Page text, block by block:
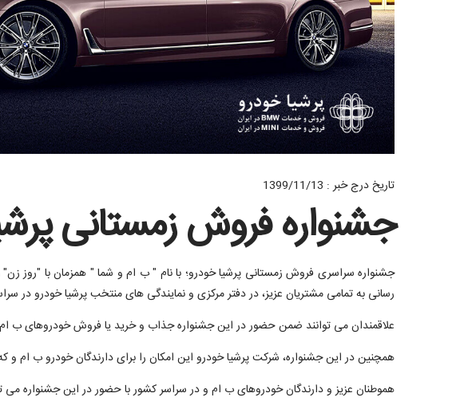
تاریخ درج خبر : 1399/11/13
جشنواره فروش زمستانی
رسانی به تمامی مشتریان عزیز، در دفتر مرکزی و نمایندگی های منتخب پرشیا خودرو در
علاقمندان می توانند ضمن حضور در این جشنواره جذاب و خرید یا فروش خودروهای ب
همچنین در این جشنواره، شرکت پرشیا خودرو این امکان را برای دارندگان خودرو ب ام و
هموطنان عزیز و دارندگان خودروهای ب ام و در سراسر کشور با حضور در این جشنواره می